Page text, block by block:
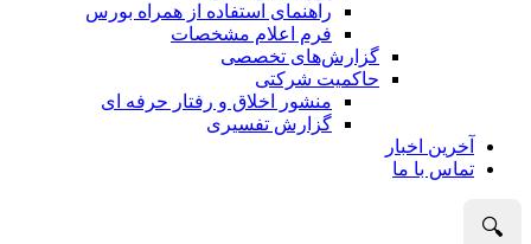
راهنمای استفاده از همراه بورس
فرم اعلام مشخصات
گزارش‌های تخصصی
حاکمیت شرکتی
منشور اخلاق و رفتار حرفه­ ای
گزارش تفسیری
آخرین اخبار
تماس با ما
🔍